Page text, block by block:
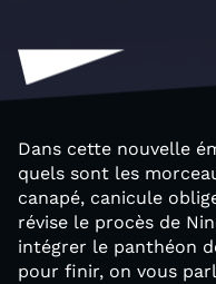
Dans cette nouvelle
quels sont les
canapé, canicule
révise le procès de
intégrer le panthéon
pour finir, on vous